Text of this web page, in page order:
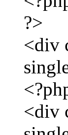
?>
<div
<div